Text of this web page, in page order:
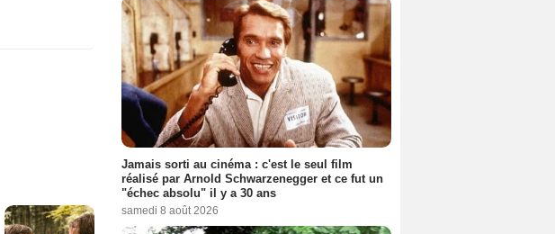
Jamais sorti au cinéma : c'est le seul film
réalisé par Arnold Schwarzenegger et ce fut un
"échec absolu" il y a 30 ans
samedi 8 août 2026